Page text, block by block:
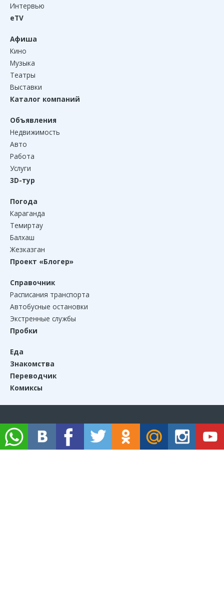
Интервью
eTV
Афиша
Кино
Музыка
Театры
Выставки
Каталог компаний
Объявления
Недвижимость
Авто
Работа
Услуги
3D-тур
Погода
Караганда
Темиртау
Балхаш
Жезказган
Проект «Блогер»
Справочник
Расписания транспорта
Автобусные остановки
Экстренные службы
Пробки
Еда
Знакомства
Переводчик
Комиксы